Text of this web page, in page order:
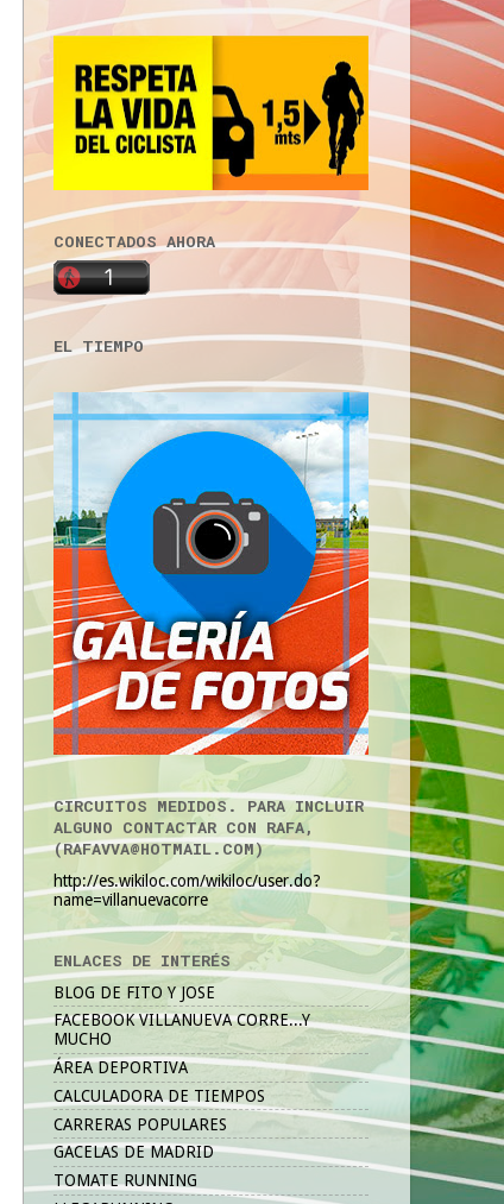
CONECTADOS AHORA
EL TIEMPO
CIRCUITOS MEDIDOS. PARA INCLUIR
ALGUNO CONTACTAR CON RAFA,
(RAFAVVA@HOTMAIL.COM)
http://es.wikiloc.com/wikiloc/user.do?
name=villanuevacorre
ENLACES DE INTERÉS
BLOG DE FITO Y JOSE
FACEBOOK VILLANUEVA CORRE...Y
MUCHO
ÁREA DEPORTIVA
CALCULADORA DE TIEMPOS
CARRERAS POPULARES
GACELAS DE MADRID
TOMATE RUNNING